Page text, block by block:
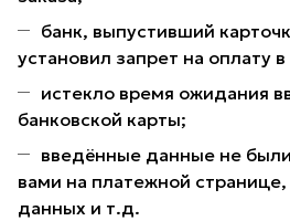
банк, выпустивший
установил запрет на оплату
истекло время ожидания
банковской карты;
введённые данные не
вами на платежной
данных и т.д.